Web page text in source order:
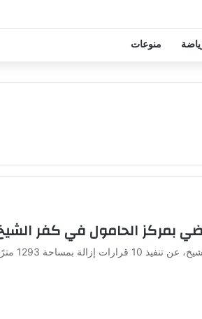
منوعات
بمركز الحامول في كفر
أعلن المهندس